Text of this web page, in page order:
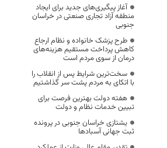
آغاز پیگیری‌های جدید برای ایجاد
منطقه آزاد تجاری صنعتی در خراسان
جنوبی
طرح پزشک خانواده و نظام ارجاع
کاهش پرداخت مستقیم هزینه‌های
درمان از سوی مردم است
سخت‌ترین شرایط پس از انقلاب را
با اتکای به مردم پشت سر گذاشتیم
هفته دولت بهترین فرصت برای
تبیین خدمات نظام و دولت
یشتازی خراسان جنوبی در پرونده
ثبت جهانی آسبادها